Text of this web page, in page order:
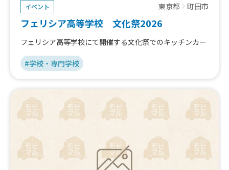
イベント 東京都 町田市
フェリシア高等学校 文化祭2026
フェリシア高等学校にて開催する文化祭でのキッチンカー
#学校・専門学校